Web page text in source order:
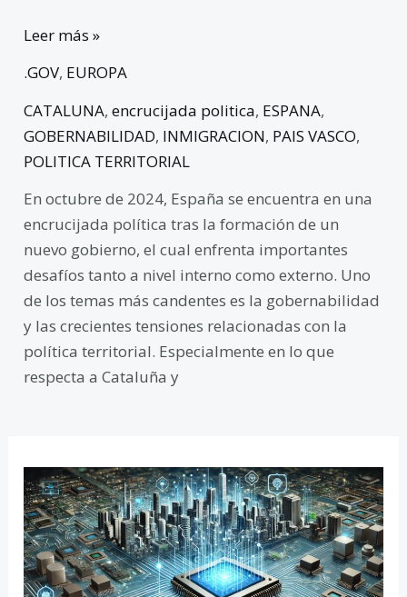
Leer más »
.GOV, EUROPA
CATALUNA,encrucijada politica, ESPANA,
GOBERNABILIDAD, INMIGRACION, PAIS VASCO,
POLITICA TERRITORIAL
En octubre de 2024, España se encuentra en una
encrucijada política tras la formación de un
nuevo gobierno, el cual enfrenta importantes
desafíos tanto a nivel interno como externo. Uno
de los temas más candentes es la gobernabilidad
y las crecientes tensiones relacionadas con la
política territorial. Especialmente en lo que
respecta a Cataluña y